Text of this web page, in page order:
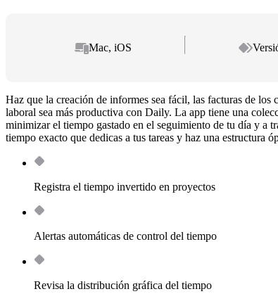
Mac, iOS
Haz que la creación de informes sea fácil, las facturas de los
laboral sea más productiva con Daily. La app tiene una
minimizar el tiempo gastado en el seguimiento de tu día y a
tiempo exacto que dedicas a tus tareas y haz una estructura
Registra el tiempo invertido en proyectos
Alertas automáticas de control del tiempo
Revisa la distribución gráfica del tiempo